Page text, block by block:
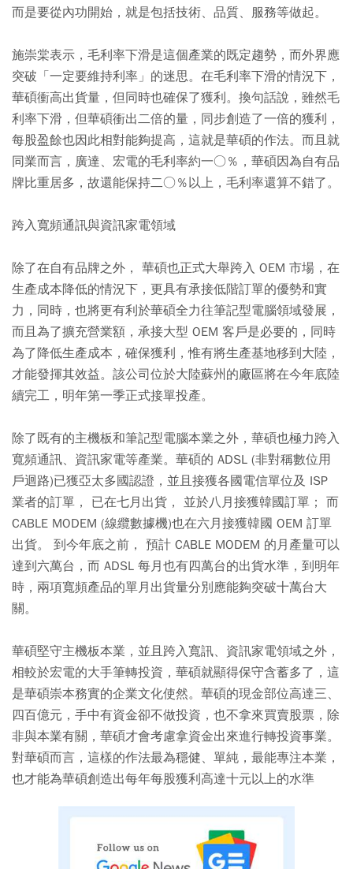
而是要從內功開始，就是包括技術、品質、服務等做起。
施崇棠表示，毛利率下滑是這個產業的既定趨勢，而外界應
突破「一定要維持利率」的迷思。在毛利率下滑的情況下，
華碩衝高出貨量，但同時也確保了獲利。換句話說，雖然毛
利率下滑，但華碩衝出二倍的量，同步創造了一倍的獲利，
每股盈餘也因此相對能夠提高，這就是華碩的作法。而且就
同業而言，廣達、宏電的毛利率約一○％，華碩因為自有品
牌比重居多，故還能保持二○％以上，毛利率還算不錯了。
跨入寬頻通訊與資訊家電領域
除了在自有品牌之外， 華碩也正式大舉跨入 OEM 市場，在
生產成本降低的情況下，更具有承接低階訂單的優勢和實
力，同時，也將更有利於華碩全力往筆記型電腦領域發展，
而且為了擴充營業額，承接大型 OEM 客戶是必要的，同時
為了降低生產成本，確保獲利，惟有將生產基地移到大陸，
才能發揮其效益。該公司位於大陸蘇州的廠區將在今年底陸
續完工，明年第一季正式接單投產。
除了既有的主機板和筆記型電腦本業之外，華碩也極力跨入
寬頻通訊、資訊家電等產業。華碩的 ADSL (非對稱數位用
戶迴路)已獲亞太多國認證，並且接獲各國電信單位及 ISP
業者的訂單， 已在七月出貨， 並於八月接獲韓國訂單； 而
CABLE MODEM (線纜數據機)也在六月接獲韓國 OEM 訂單
出貨。 到今年底之前， 預計 CABLE MODEM 的月產量可以
達到六萬台，而 ADSL 每月也有四萬台的出貨水準，到明年
時，兩項寬頻產品的單月出貨量分別應能夠突破十萬台大
關。
華碩堅守主機板本業，並且跨入寬訊、資訊家電領域之外，
相較於宏電的大手筆轉投資，華碩就顯得保守含蓄多了，這
是華碩崇本務實的企業文化使然。華碩的現金部位高達三、
四百億元，手中有資金卻不做投資，也不拿來買賣股票，除
非與本業有關，華碩才會考慮拿資金出來進行轉投資事業。
對華碩而言，這樣的作法最為穩健、單純，最能專注本業，
也才能為華碩創造出每年每股獲利高達十元以上的水準